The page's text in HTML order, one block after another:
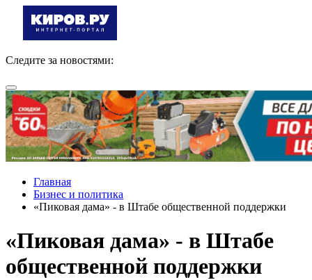
Следите за новостями:
Главная
Бизнес и политика
«Пиковая дама» - в Штабе общественной поддержки
«Пиковая дама» - в Штабе
общественной поддержки